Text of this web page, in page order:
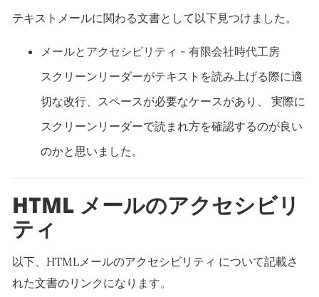
テキストメールに関わる文書として以下見つけました。
メールとアクセシビリティ - 有限会社時代工房
スクリーンリーダーがテキストを読み上げる際に適
切な改行、スペースが必要なケースがあり、 実際に
スクリーンリーダーで読まれ方を確認するのが良い
のかと思いました。
HTML メールのアクセシビリ
ティ
以下、HTMLメールのアクセシビリティ について記載さ
れた文書のリンクになります。